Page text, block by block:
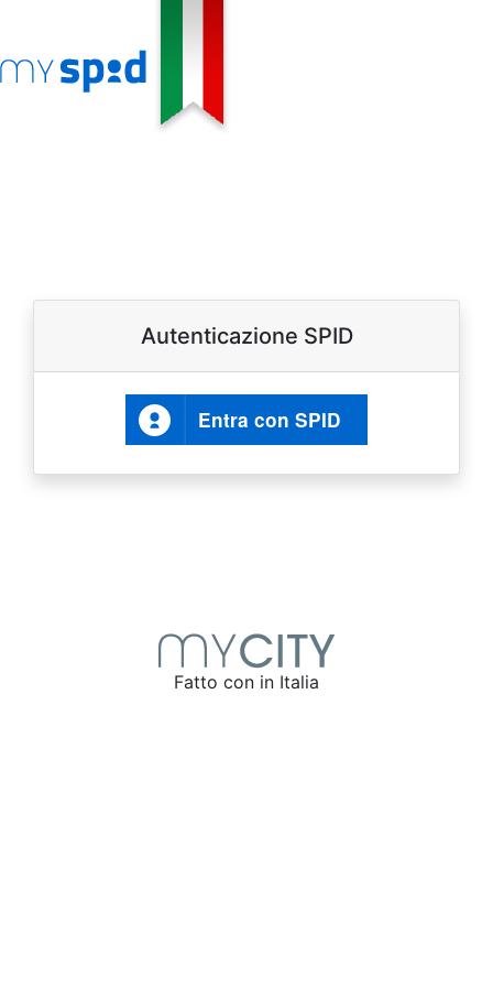
Autenticazione SPID
Entra con SPID
Fatto con in Italia